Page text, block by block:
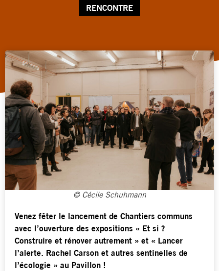
RENCONTRE
© Cécile Schuhmann
Venez fêter le lancement de Chantiers communs
avec l’ouverture des expositions « Et si ?
Construire et rénover autrement » et « Lancer
l’alerte. Rachel Carson et autres sentinelles de
l’écologie » au Pavillon !